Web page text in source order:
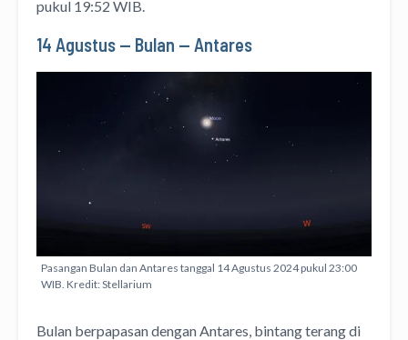
pukul 19:52 WIB.
14 Agustus — Bulan — Antares
Pasangan Bulan dan Antares tanggal 14 Agustus 2024 pukul 23:00
WIB. Kredit: Stellarium
Bulan berpapasan dengan Antares, bintang terang di